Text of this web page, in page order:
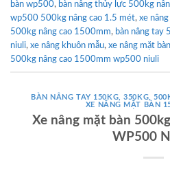
bàn wp500, bàn nâng thủy lực 500kg
wp500 500kg nâng cao 1.5 mét, xe
500kg nâng cao 1500mm, bàn nâng tay
niuli, xe nâng khuôn mẫu, xe nâng mặt
500kg nâng cao 1500mm wp500 niuli
BÀN NÂNG TAY 150KG, 350KG,
XE NÂNG MẶT BÀN
Xe nâng mặt bàn
WP500